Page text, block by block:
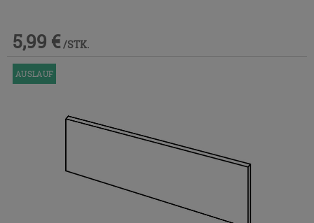
5,99 € /STK.
AUSLAUF